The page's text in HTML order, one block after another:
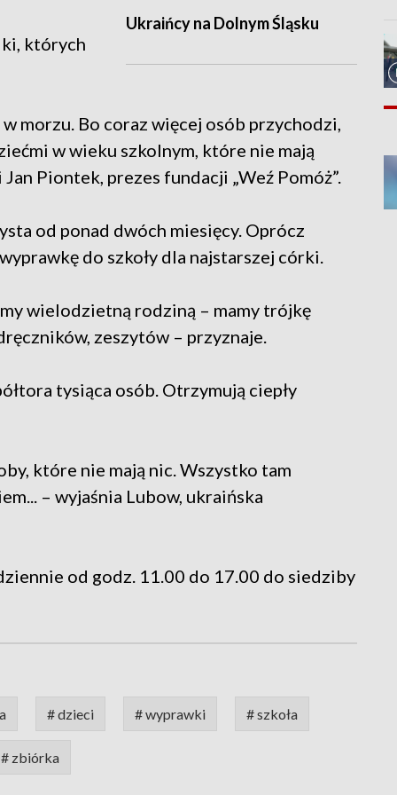
Ukraińcy na Dolnym Śląsku
których
morzu. Bo coraz więcej osób przychodzi,
w wieku szkolnym, które nie mają
Piontek, prezes fundacji „Weź Pomóż”.
od ponad dwóch miesięcy. Oprócz
do szkoły dla najstarszej córki.
wielodzietną rodziną – mamy trójkę
zeszytów – przyznaje.
tysiąca osób. Otrzymują ciepły
które nie mają nic. Wszystko tam
– wyjaśnia Lubow, ukraińska
od godz. 11.00 do 17.00 do siedziby
# dzieci # wyprawki # szkoła
# zbiórka